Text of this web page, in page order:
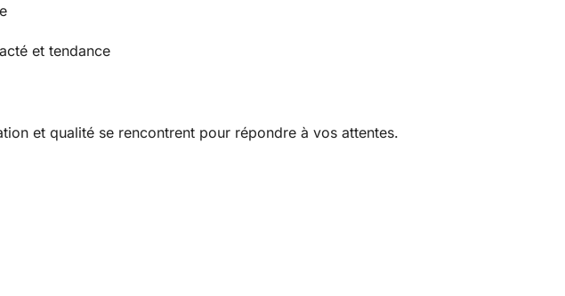
et tendance
et qualité se rencontrent pour répondre à vos attentes.